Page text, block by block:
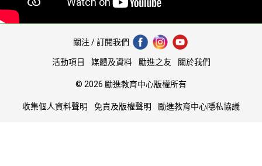
關注 / 訂閱我們
活動項目 媒體及資料 勵進之友 關於我們
© 2026 勵進教育中心版權所有
收集個人資料聲明 免責及版權聲明 勵進教育中心隱私協議